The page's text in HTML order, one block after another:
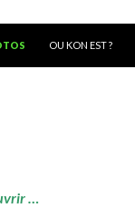
OU KON EST ?
…